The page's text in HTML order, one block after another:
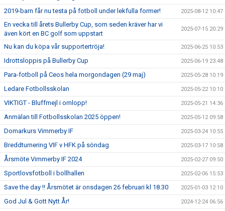
2019-barn får nu testa på fotboll under lekfulla former! 2025-08-12 10:47
En vecka till årets Bullerby Cup, som seden kräver har vi
även kört en BC golf som uppstart
2025-07-15 20:29
Nu kan du köpa vår supportertröja! 2025-06-25 10:53
Idrottsloppis på Bullerby Cup 2025-06-19 23:48
Para-fotboll på Ceos hela morgondagen (29 maj) 2025-05-28 10:19
Ledare Fotbollsskolan 2025-05-22 10:10
VIKTIGT - Bluffmejl i omlopp! 2025-05-21 14:36
Anmälan till Fotbollsskolan 2025 öppen! 2025-05-12 09:58
Domarkurs Vimmerby IF 2025-03-24 10:55
Breddturnering VIF v HFK på söndag 2025-03-17 10:58
Årsmöte Vimmerby IF 2024 2025-02-27 09:50
Sportlovsfotboll i bollhallen 2025-02-06 15:53
Save the day !! Årsmötet är onsdagen 26 februari kl 18.30 2025-01-03 12:10
God Jul & Gott Nytt År! 2024-12-24 06:56